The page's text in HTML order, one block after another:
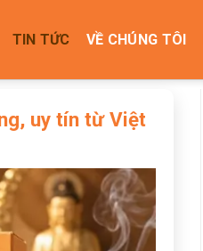
TIN TỨC VỀ CHÚNG TÔI
uy tín từ Việt